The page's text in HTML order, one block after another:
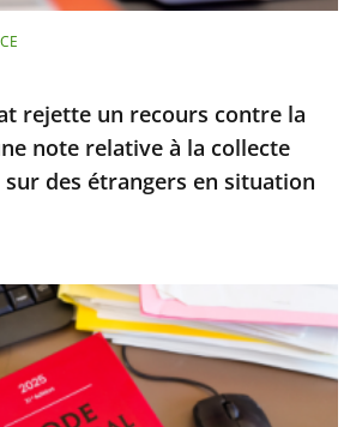
rejette un recours contre la
note relative à la collecte
sur des étrangers en situation